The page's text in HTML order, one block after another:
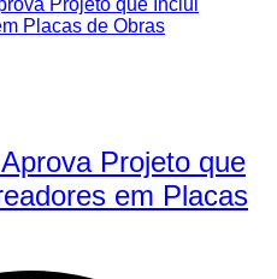
Projeto que
em Placas